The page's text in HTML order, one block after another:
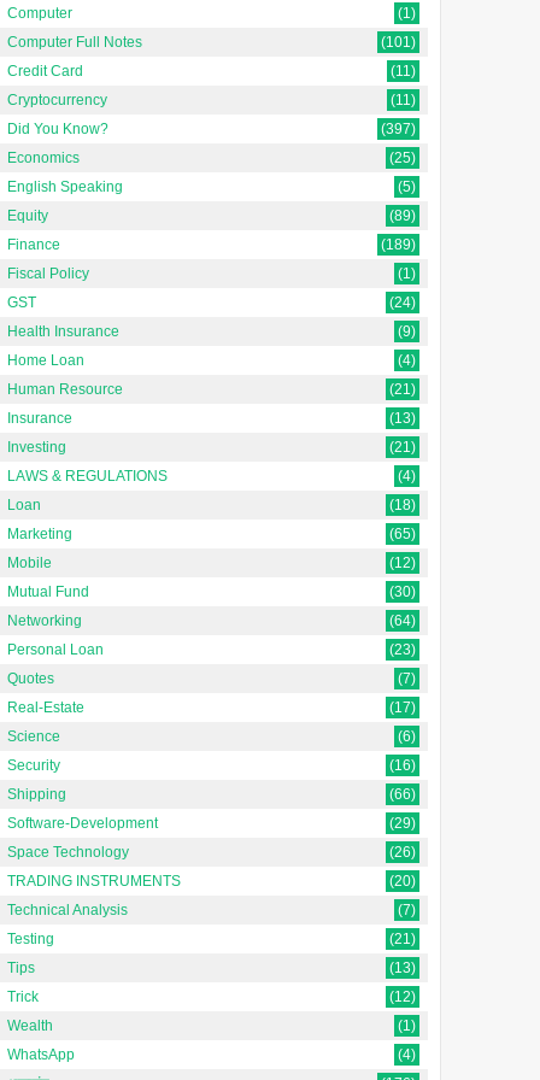
Accounting के बीच अंतर क्या है? 🔍
परिचय: बदलते समय में अकाउंटिंग कैसे
बद...
Economics In Hindi]अर्थशा...
Computer
(1)
Computer Full Notes
(101)
Credit Card
(11)
Cryptocurrency
(11)
Did You Know?
(397)
Economics
(25)
English Speaking
(5)
Equity
(89)
Finance
(189)
Fiscal Policy
(1)
GST
(24)
Health Insurance
(9)
Home Loan
(4)
Human Resource
(21)
Insurance
(13)
Investing
(21)
LAWS & REGULATIONS
(4)
Loan
(18)
Marketing
(65)
Mobile
(12)
Mutual Fund
(30)
Networking
(64)
Personal Loan
(23)
Quotes
(7)
Real-Estate
(17)
Science
(6)
Security
(16)
Shipping
(66)
Software-Development
(29)
Space Technology
(26)
TRADING INSTRUMENTS
(20)
Technical Analysis
(7)
Testing
(21)
Tips
(13)
Trick
(12)
Wealth
(1)
WhatsApp
(4)